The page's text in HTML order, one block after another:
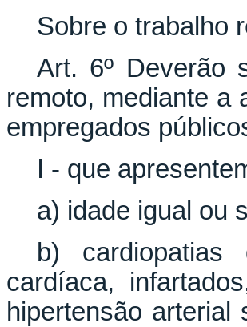
Sobre o trabalho
Art. 6º Deverão
remoto, mediante a
empregados
I - que
a) idade igual ou
b) cardiopatias
cardíaca,
hipertensão arterial